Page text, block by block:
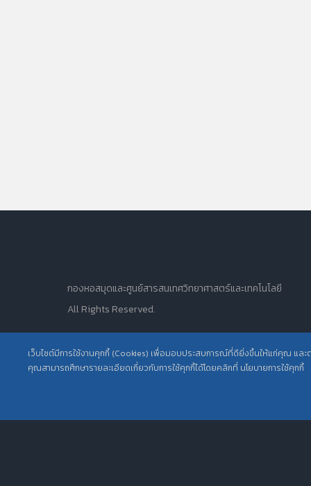
เว็บไซต์มีการใช้งานคุกกี้ (Cookies) เพื่อมอบประสบการณ์ที่ดียิ่งขึ้นให้แก่คุณ แ
คุณสามารถศึกษารายละเอียดเกี่ยวกับการใช้คุกกี้ได้โดยคลิกที่ นโยบายการใช้คุกกี้
กองหอสมุดและศูนย์สารสนเทศวิทยาศาสตร์และเทคโนโลยี
All Rights Reserved.